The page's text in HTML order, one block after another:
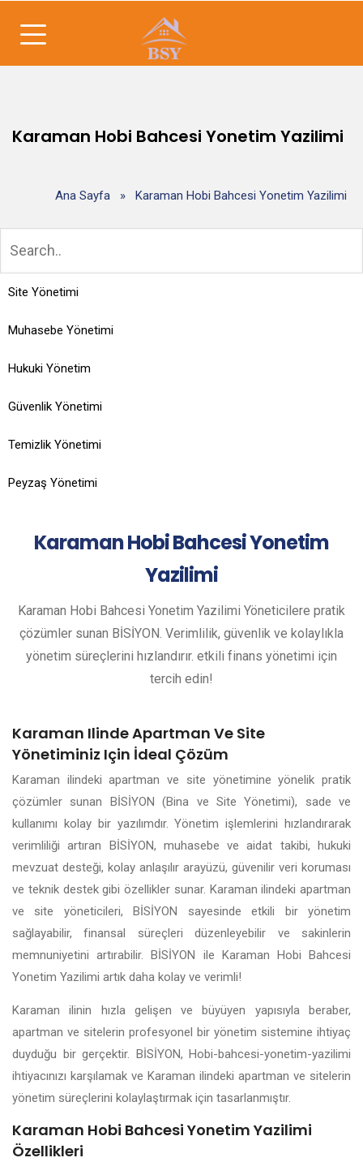
Karaman Hobi Bahcesi Yonetim Yazilimi
Ana Sayfa » Karaman Hobi Bahcesi Yonetim Yazilimi
Site Yönetimi
Muhasebe Yönetimi
Hukuki Yönetim
Güvenlik Yönetimi
Temizlik Yönetimi
Peyzaş Yönetimi
KaramanHobi Bahcesi Yonetim
Yazilimi
Karaman Hobi Bahcesi Yonetim Yazilimi Yöneticilere pratik
çözümler sunan BİSİYON. Verimlilik, güvenlik ve kolaylıkla
yönetim süreçlerini hızlandırır. etkili finans yönetimi için
tercih edin!
Karaman Ilinde Apartman Ve Site
Yönetiminiz Için İdeal Çözüm
Karaman ilindeki apartman ve site yönetimine yönelik pratik
çözümler sunan BİSİYON (Bina ve Site Yönetimi), sade ve
kullanımı kolay bir yazılımdır. Yönetim işlemlerini hızlandırarak
verimliliği artıran BİSİYON, muhasebe ve aidat takibi, hukuki
mevzuat desteği, kolay anlaşılır arayüzü, güvenilir veri koruması
ve teknik destek gibi özellikler sunar. Karaman ilindeki apartman
ve site yöneticileri, BİSİYON sayesinde etkili bir yönetim
sağlayabilir, finansal süreçleri düzenleyebilir ve sakinlerin
memnuniyetini artırabilir. BİSİYON ile Karaman Hobi Bahcesi
Yonetim Yazilimi artık daha kolay ve verimli!
Karaman ilinin hızla gelişen ve büyüyen yapısıyla beraber,
apartman ve sitelerin profesyonel bir yönetim sistemine ihtiyaç
duyduğu bir gerçektir. BİSİYON, Hobi-bahcesi-yonetim-yazilimi
ihtiyacınızı karşılamak ve Karaman ilindeki apartman ve sitelerin
yönetim süreçlerini kolaylaştırmak için tasarlanmıştır.
Karaman Hobi Bahcesi Yonetim Yazilimi
Özellikleri